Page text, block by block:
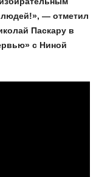
людей!», — отметил
Паскару в
с Ниной